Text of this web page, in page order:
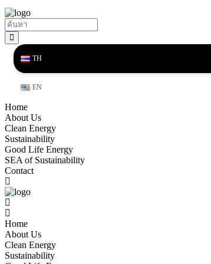
TH
EN
Home
About Us
Clean Energy
Sustainability
Good Life Energy
SEA of Sustainability
Contact
Home
About Us
Clean Energy
Sustainability